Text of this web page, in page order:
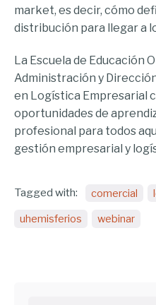
market, es decir, cómo
distribución para llegar a
La Escuela de Educación
Administración y
en Logística Empresarial
oportunidades de
profesional para todos
gestión empresarial y
Tagged with: comercial
uhemisferios webinar